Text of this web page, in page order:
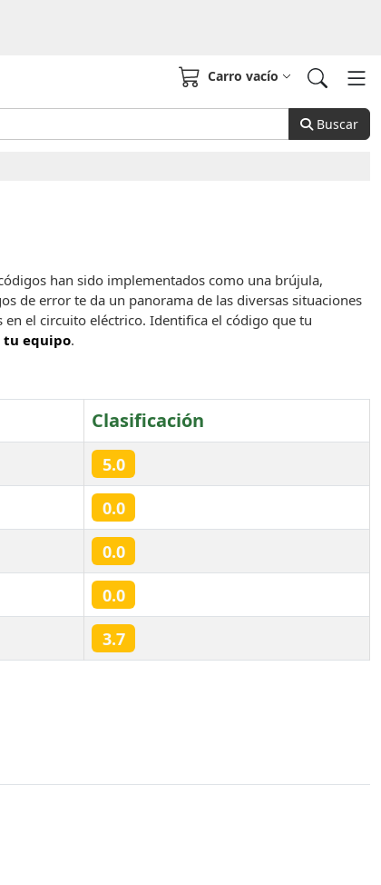
Buscar
Carro vacío
han sido implementados como una brújula,
de error te da un panorama de las diversas situaciones
en el circuito eléctrico. Identifica el código que tu
tu equipo.
Clasificación
5.0
0.0
0.0
0.0
3.7